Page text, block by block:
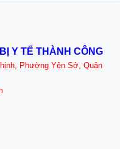
Y TẾ THÀNH CÔNG
Phường Yên Sở, Quận